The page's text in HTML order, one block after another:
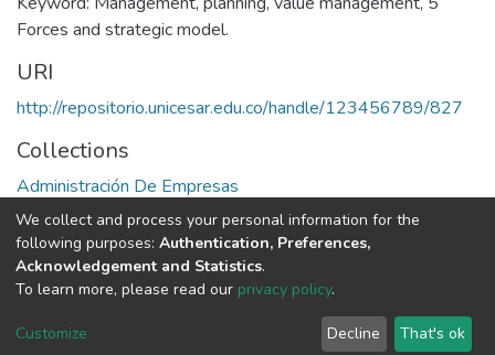
Forces and strategic model.
URI
http://repositorio.unicesar.edu.co/handle/123456789/827
Collections
Administración De Empresas
Full item page
DSpace software copyright © 2002-2026
Cookie
End User
Send
We collect and process your personal information for the
following purposes: Authentication, Preferences,
Acknowledgement and Statistics.
To learn more, please read our privacy policy.
Customize Decline That's ok